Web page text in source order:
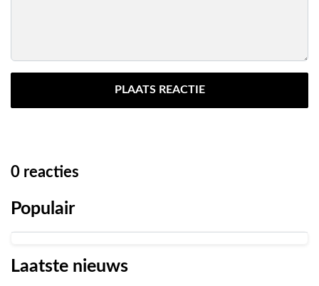
PLAATS REACTIE
0 reacties
Populair
Laatste nieuws